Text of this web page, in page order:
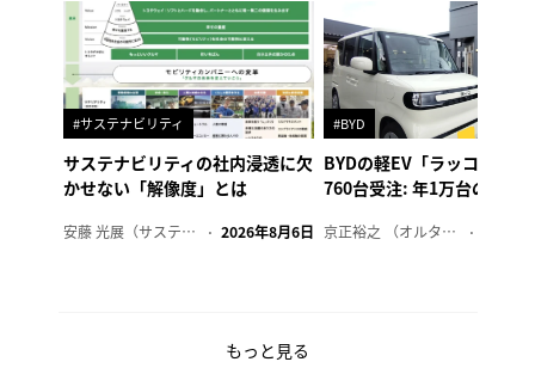
#サステナビリティ
サステナビリティの社内浸透に欠
かせない「解像度」とは
安藤 光展（サステナビリティ・コンサルタント） 2026年8月6日
#BYD
BYDの軽EV「ラッコ」、1
760台受注: 年1万台の販売
京正裕之 （オルタナ副編集長）
もっと見る